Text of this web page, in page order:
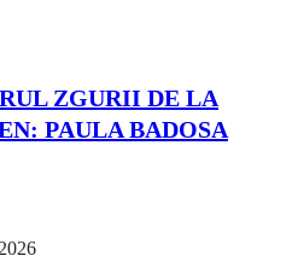
ZGURII DE LA
PAULA BADOSA